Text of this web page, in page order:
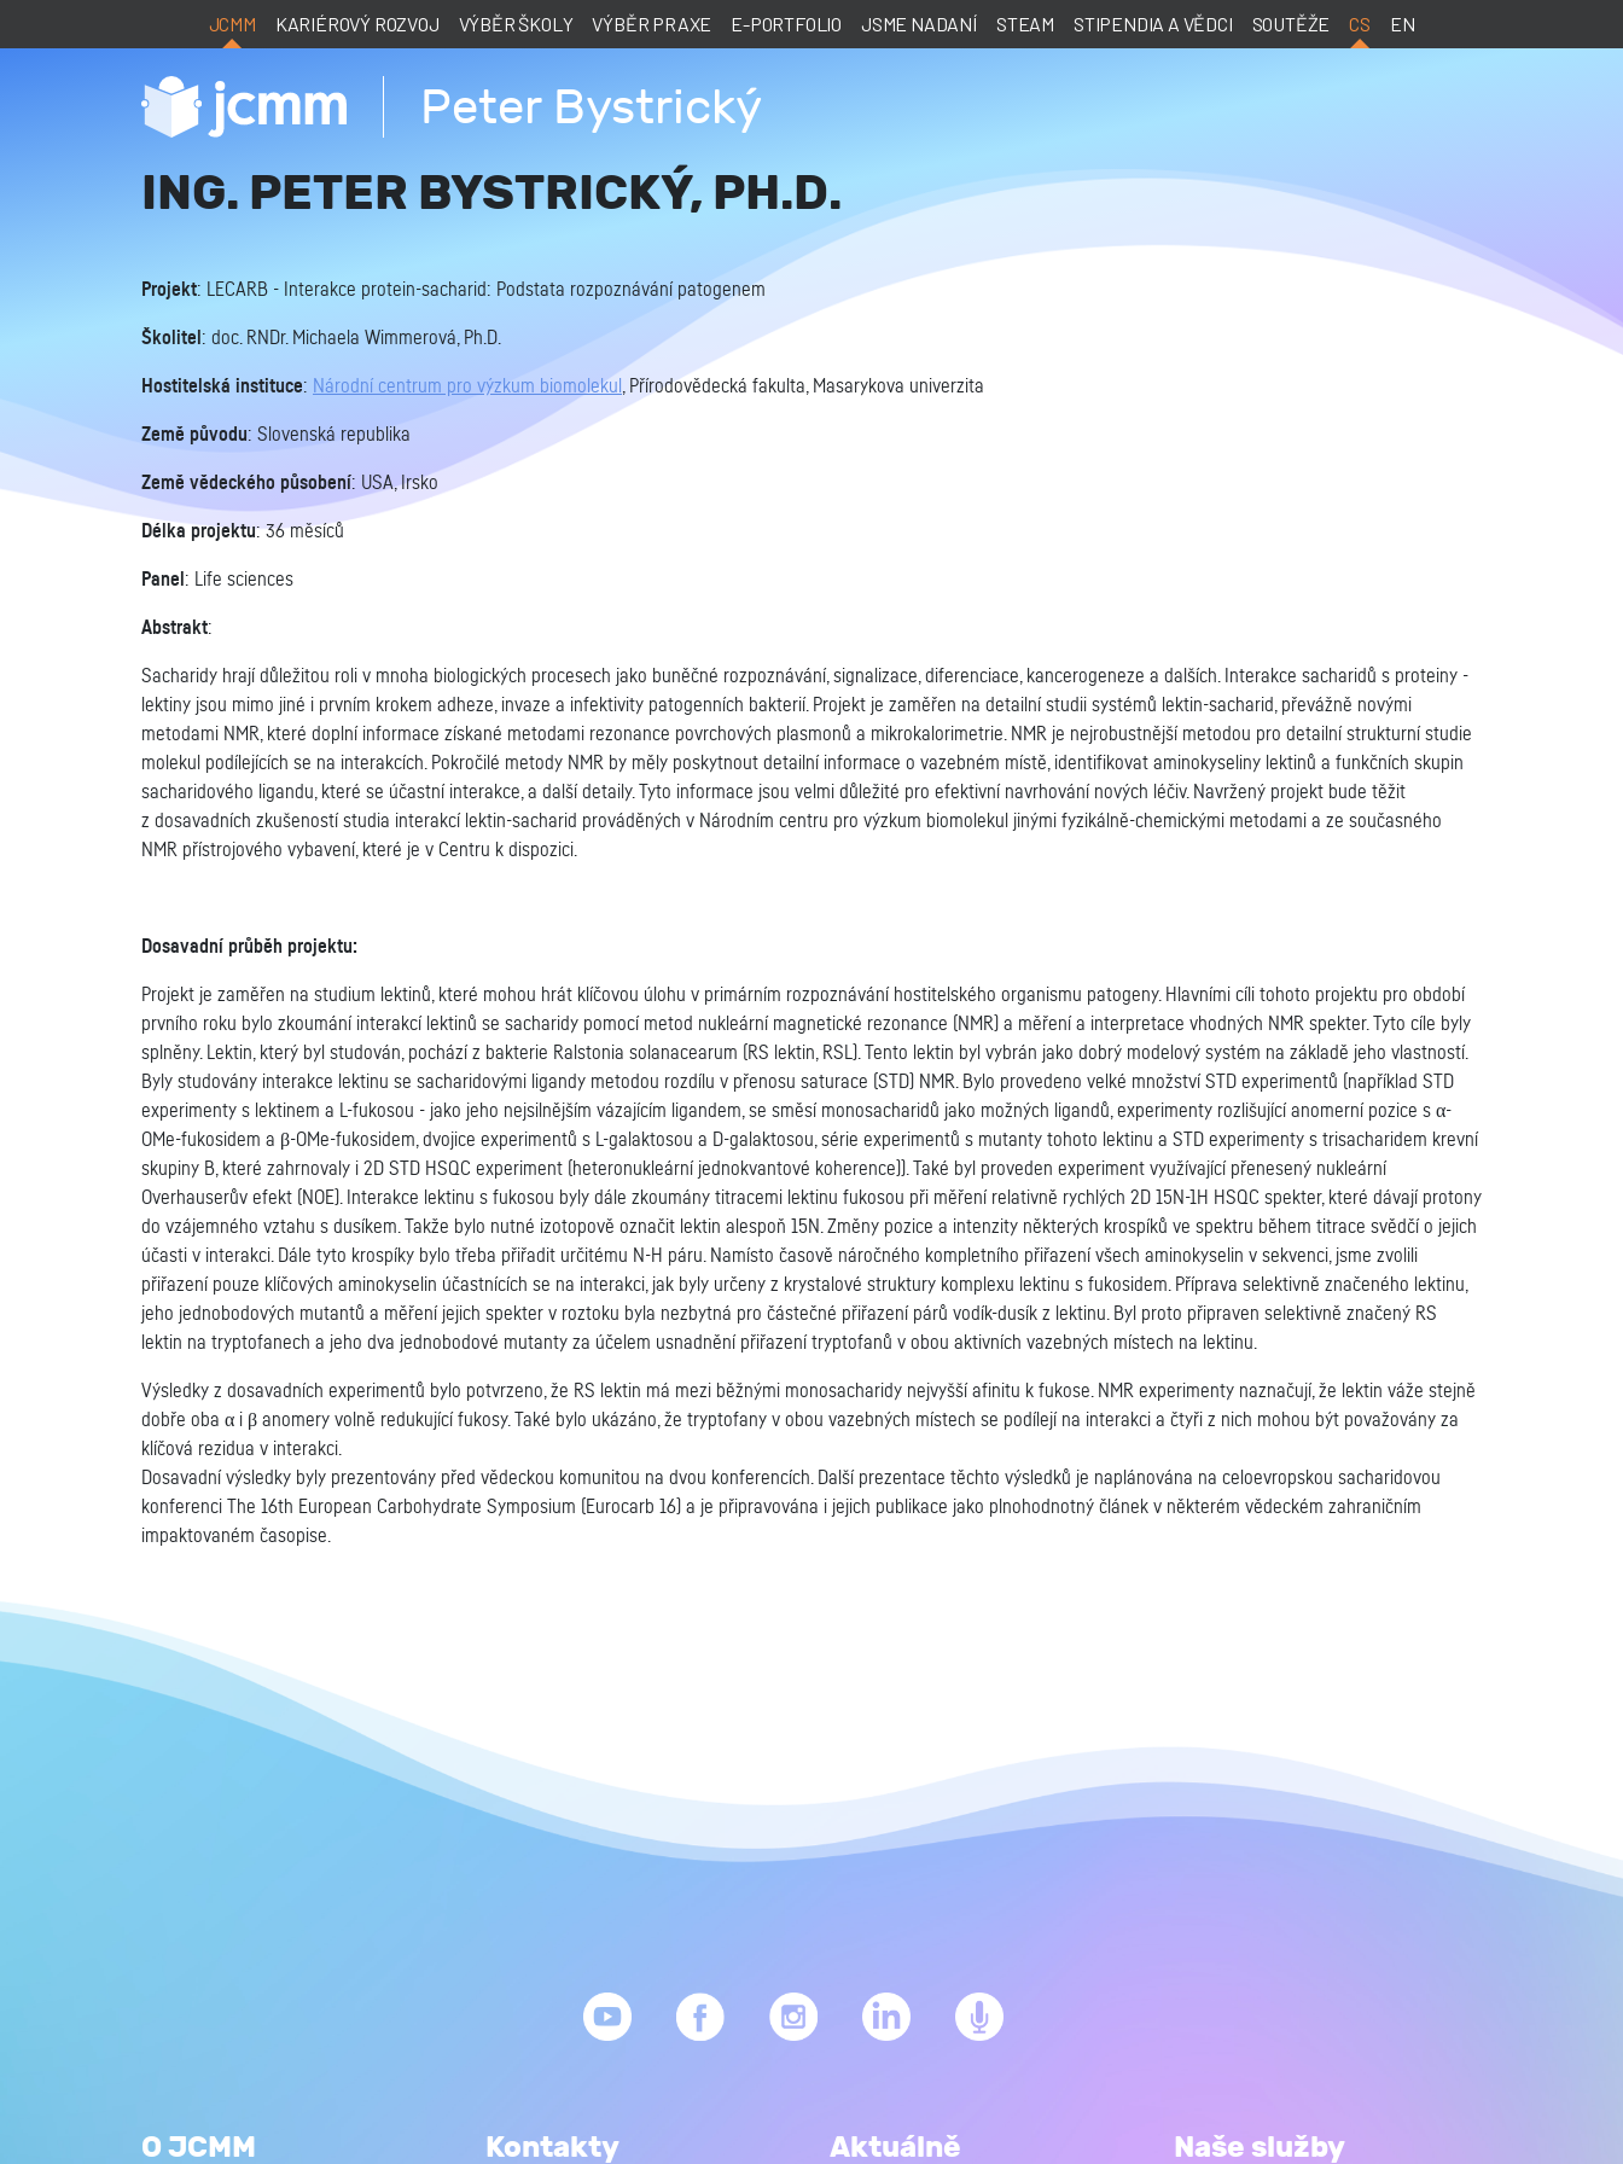
JCMM KARIÉROVÝ ROZVOJ VÝBĚR ŠKOLY VÝBĚR PRAXE E-PORTFOLIO JSME NADANÍ STEAM STIPENDIA A VĚDCI SOUTĚŽE CS EN
Peter Bystrický
ING. PETER BYSTRICKÝ, PH.D.
Projekt: LECARB - Interakce protein-sacharid: Podstata rozpoznávání patogenem
Školitel : doc. RNDr. Michaela Wimmerová, Ph.D.
Hostitelská instituce: Národní centrum pro výzkum biomolekul , Přírodovědecká fakulta, Masarykova univerzita
Země původu: Slovenská republika
Země vědeckého působení: USA, Irsko
Délka projektu: 36 měsíců
Panel : Life sciences
Abstrakt:
Sacharidy hrají důležitou roli v mnoha biologických procesech jako buněčné rozpoznávání, signalizace, diferenciace, kancerogeneze a dalších. Interakce sacharidů s proteiny -
lektiny jsou mimo jiné i prvním krokem adheze, invaze a infektivity patogenních bakterií. Projekt je zaměřen na detailní studii systémů lektin-sacharid, převážně novými
metodami NMR, které doplní informace získané metodami rezonance povrchových plasmonů a mikrokalorimetrie. NMR je nejrobustnější metodou pro detailní strukturní studie
molekul podílejících se na interakcích. Pokročilé metody NMR by měly poskytnout detailní informace o vazebném místě, identifikovat aminokyseliny lektinů a funkčních skupin
sacharidového ligandu, které se účastní interakce, a další detaily. Tyto informace jsou velmi důležité pro efektivní navrhování nových léčiv. Navržený projekt bude těžit
z dosavadních zkušeností studia interakcí lektin-sacharid prováděných v Národním centru pro výzkum biomolekul jinými fyzikálně-chemickými metodami a ze současného
NMR přístrojového vybavení, které je v Centru k dispozici.
Dosavadní průběh projektu:
Projekt je zaměřen na studium lektinů, které mohou hrát klíčovou úlohu v primárním rozpoznávání hostitelského organismu patogeny. Hlavními cíli tohoto projektu pro období
prvního roku bylo zkoumání interakcí lektinů se sacharidy pomocí metod nukleární magnetické rezonance (NMR) a měření a interpretace vhodných NMR spekter. Tyto cíle byly
splněny. Lektin, který byl studován, pochází z bakterie Ralstonia solanacearum (RS lektin, RSL). Tento lektin byl vybrán jako dobrý modelový systém na základě jeho vlastností.
Byly studovány interakce lektinu se sacharidovými ligandy metodou rozdílu v přenosu saturace (STD) NMR. Bylo provedeno velké množství STD experimentů (například STD
experimenty s lektinem a L-fukosou - jako jeho nejsilnějším vázajícím ligandem, se směsí monosacharidů jako možných ligandů, experimenty rozlišující anomerní pozice s α-
OMe-fukosidem a β-OMe-fukosidem, dvojice experimentů s L-galaktosou a D-galaktosou, série experimentů s mutanty tohoto lektinu a STD experimenty s trisacharidem krevní
skupiny B, které zahrnovaly i 2D STD HSQC experiment (heteronukleární jednokvantové koherence)). Také byl proveden experiment využívající přenesený nukleární
Overhauserův efekt (NOE). Interakce lektinu s fukosou byly dále zkoumány titracemi lektinu fukosou při měření relativně rychlých 2D 15N-1H HSQC spekter, které dávají protony
do vzájemného vztahu s dusíkem. Takže bylo nutné izotopově označit lektin alespoň 15N. Změny pozice a intenzity některých krospíků ve spektru během titrace svědčí o jejich
účasti v interakci. Dále tyto krospíky bylo třeba přiřadit určitému N-H páru. Namísto časově náročného kompletního přiřazení všech aminokyselin v sekvenci, jsme zvolili
přiřazení pouze klíčových aminokyselin účastnících se na interakci, jak byly určeny z krystalové struktury komplexu lektinu s fukosidem. Příprava selektivně značeného lektinu,
jeho jednobodových mutantů a měření jejich spekter v roztoku byla nezbytná pro částečné přiřazení párů vodík-dusík z lektinu. Byl proto připraven selektivně značený RS
lektin na tryptofanech a jeho dva jednobodové mutanty za účelem usnadnění přiřazení tryptofanů v obou aktivních vazebných místech na lektinu.
Výsledky z dosavadních experimentů bylo potvrzeno, že RS lektin má mezi běžnými monosacharidy nejvyšší afinitu k fukose. NMR experimenty naznačují, že lektin váže stejně
dobře oba α i β anomery volně redukující fukosy. Také bylo ukázáno, že tryptofany v obou vazebných místech se podílejí na interakci a čtyři z nich mohou být považovány za
klíčová rezidua v interakci.
Dosavadní výsledky byly prezentovány před vědeckou komunitou na dvou konferencích. Další prezentace těchto výsledků je naplánována na celoevropskou sacharidovou
konferenci The 16th European Carbohydrate Symposium (Eurocarb 16) a je připravována i jejich publikace jako plnohodnotný článek v některém vědeckém zahraničním
impaktovaném časopise.
O JCMM Kontakty Aktuálně Naše služby